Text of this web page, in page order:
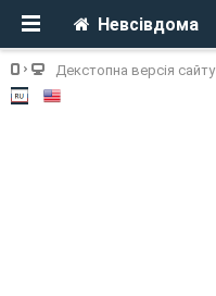
Невсівдома
Декстопна версія сайту